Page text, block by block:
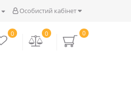
Особистий кабінет
0
0
0